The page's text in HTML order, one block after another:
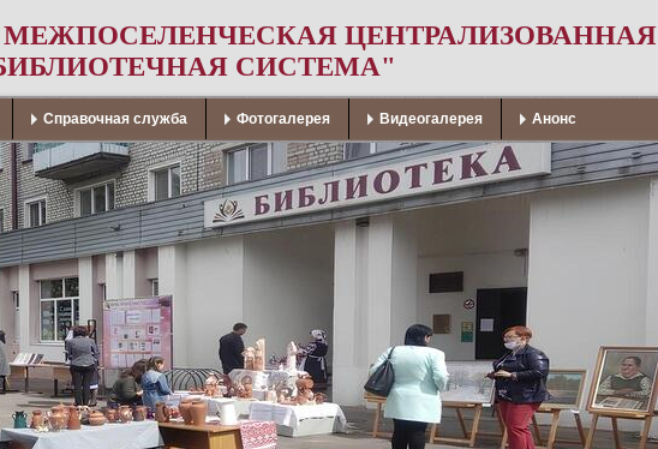
ЦЕНТРАЛИЗОВАННАЯ
СИСТЕМА"
Справочная служба Фотогалерея Видеогалерея Анонс